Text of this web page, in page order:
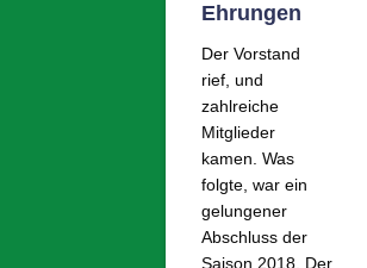
Ehrungen
Der Vorstand
rief, und
zahlreiche
Mitglieder
kamen. Was
folgte, war ein
gelungener
Abschluss der
Saison 2018. Der